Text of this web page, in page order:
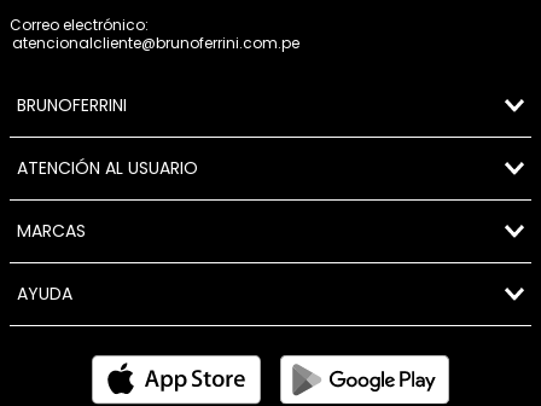
Correo electrónico:
atencionalcliente@brunoferrini.com.pe
BRUNOFERRINI
ATENCIÓN AL USUARIO
MARCAS
AYUDA